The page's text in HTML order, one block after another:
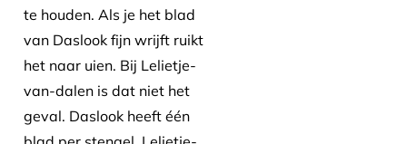
te houden. Als je het blad
van Daslook fijn wrijft ruikt
het naar uien. Bij Lelietje-
van-dalen is dat niet het
geval. Daslook heeft één